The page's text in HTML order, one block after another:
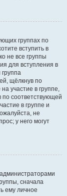
группах по
вступить в
не все группы
для вступления в
щёлкнув по
участие в группе,
по соответствующей
в группе и
не
у него могут
сначала
ему личное